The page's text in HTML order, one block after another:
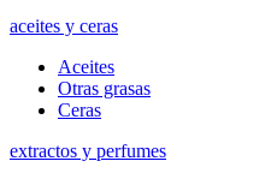
aceites y ceras
Aceites
Otras grasas
Ceras
extractos y perfumes